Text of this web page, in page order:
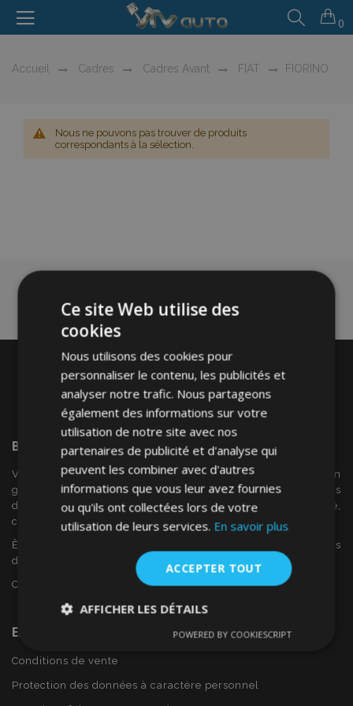
0
Accueil Cadres Cadres Avant FIAT FIORINO
Nous ne pouvons pas trouver de produits
correspondants à la sélection.
Bienvenue SurVTVAuto
VTV voiture est un détaillant européen et fournisseur en
gros d'accessoires automobiles tels que:. les enjoliveurs, les
déflecteurs de vent, housses de siège, tapis de voiture,
couvertures de chrome et cadres ...
Êtes-vous intéressé par dropshipping ou voulez-vous
devenir notre partenaire?
Contactez-nous dès aujourd'hui!
En Savoir Plus Sur VTVAuto
Conditions de vente
Protection des données à caractère personnel
Ce site Web utilise des
cookies
Nous utilisons des cookies pour
personnaliser le contenu, les publicités et
analyser notre trafic. Nous partageons
également des informations sur votre
utilisation de notre site avec nos
partenaires de publicité et d'analyse qui
peuvent les combiner avec d'autres
informations que vous leur avez fournies
ou qu'ils ont collectées lors de votre
utilisation de leurs services. En savoir plus
ACCEPTER TOUT
AFFICHER LES DÉTAILS
nécessaires
Performance Ciblage
POWERED BY COOKIESCRIPT